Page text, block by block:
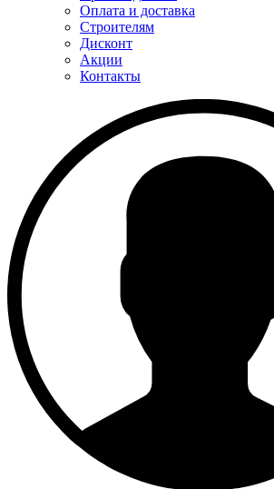
Оплата и доставка
Строителям
Дисконт
Акции
Контакты